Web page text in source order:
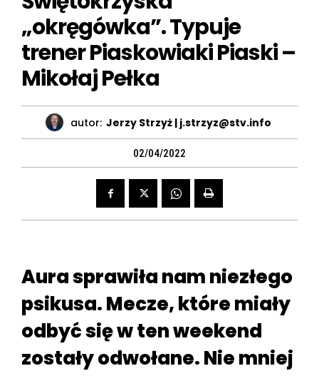
„okręgówka”. Typuje
trener Piaskowiaki Piaski –
Mikołaj Pełka
autor: Jerzy Strzyż | j.strzyz@stv.info
02/04/2022
Aura sprawiła nam niezłego
psikusa. Mecze, które miały
odbyć się w ten weekend
zostały odwołane. Nie mniej